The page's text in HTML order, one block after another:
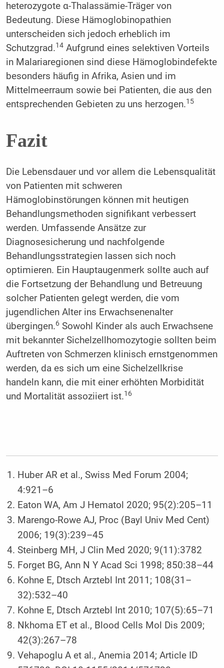
heterozygote α-Thalassämie-Träger von
Bedeutung. Diese Hämoglobinopathien
unterscheiden sich jedoch erheblich im
Schutzgrad.14Aufgrund eines selektiven Vorteils
in Malariaregionen sind diese Hämoglobindefekte
besonders häufig in Afrika, Asien und im
Mittelmeerraum sowie bei Patienten, die aus den
entsprechenden Gebieten zu uns herzogen.15
Fazit
Die Lebensdauer und vor allem die Lebensqualität
von Patienten mit schweren
Hämoglobinstörungen können mit heutigen
Behandlungsmethoden signifikant verbessert
werden. Umfassende Ansätze zur
Diagnosesicherung und nachfolgende
Behandlungsstrategien lassen sich noch
optimieren. Ein Hauptaugenmerk sollte auch auf
die Fortsetzung der Behandlung und Betreuung
solcher Patienten gelegt werden, die vom
jugendlichen Alter ins Erwachsenenalter
übergingen.6Sowohl Kinder als auch Erwachsene
mit bekannter Sichelzellhomozytogie sollten beim
Auftreten von Schmerzen klinisch ernstgenommen
werden, da es sich um eine Sichelzellkrise
handeln kann, die mit einer erhöhten Morbidität
und Mortalität assoziiert ist.16
Huber AR et al., Swiss Med Forum 2004;
4:921–6
Eaton WA, Am J Hematol 2020; 95(2):205–11
Marengo-Rowe AJ, Proc (Bayl Univ Med Cent)
2006; 19(3):239–45
Steinberg MH, J Clin Med 2020; 9(11):3782
Forget BG, Ann N Y Acad Sci 1998; 850:38–44
Kohne E, Dtsch Arztebl Int 2011; 108(31–
32):532–40
Kohne E, Dtsch Arztebl Int 2010; 107(5):65–71
Nkhoma ET et al., Blood Cells Mol Dis 2009;
42(3):267–78
Vehapoglu A et al., Anemia 2014; Article ID